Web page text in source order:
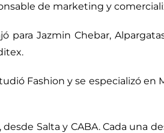
de marketing y
Jazmin Chebar,
Fashion y se especializó
Salta y CABA. Cada una